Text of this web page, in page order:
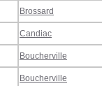
Brossard
Candiac
Boucherville
Boucherville